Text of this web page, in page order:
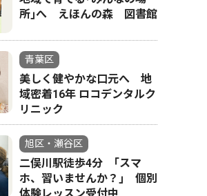
所｣へ えほんの森 図書館
青葉区
美しく健やかな口元へ 地
域密着16年 ロコデンタルク
リニック
旭区・瀬谷区
二俣川駅徒歩4分 ｢スマ
ホ、習いませんか？｣ 個別